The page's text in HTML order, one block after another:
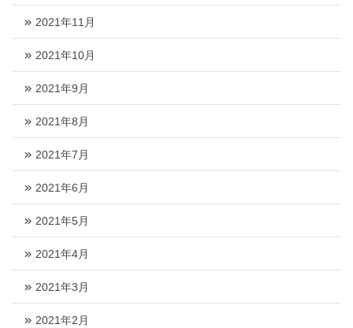
2021年11月
2021年10月
2021年9月
2021年8月
2021年7月
2021年6月
2021年5月
2021年4月
2021年3月
2021年2月